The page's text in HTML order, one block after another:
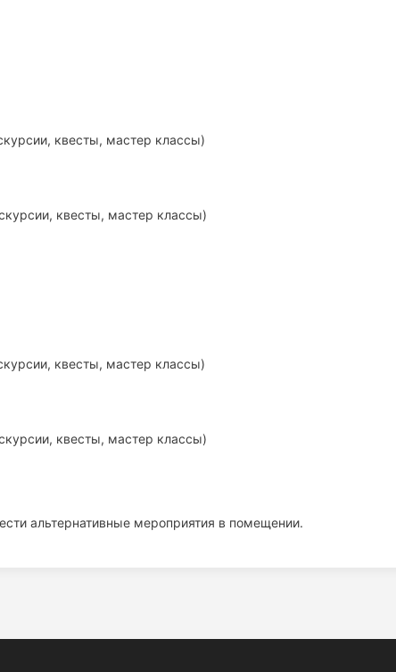
квесты, мастер классы)
квесты, мастер классы)
квесты, мастер классы)
квесты, мастер классы)
альтернативные мероприятия в помещении.